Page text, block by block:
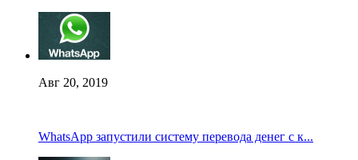
Авг 20, 2019
WhatsApp запустили систему перевода денег с к...